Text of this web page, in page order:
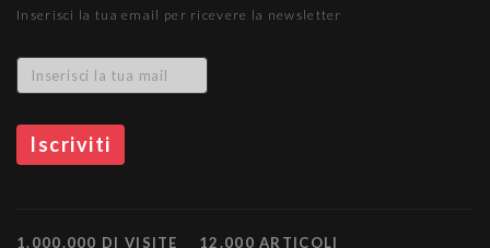
Inserisci la tua email per ricevere la newsletter
1.000.000 DI VISITE 12.000 ARTICOLI